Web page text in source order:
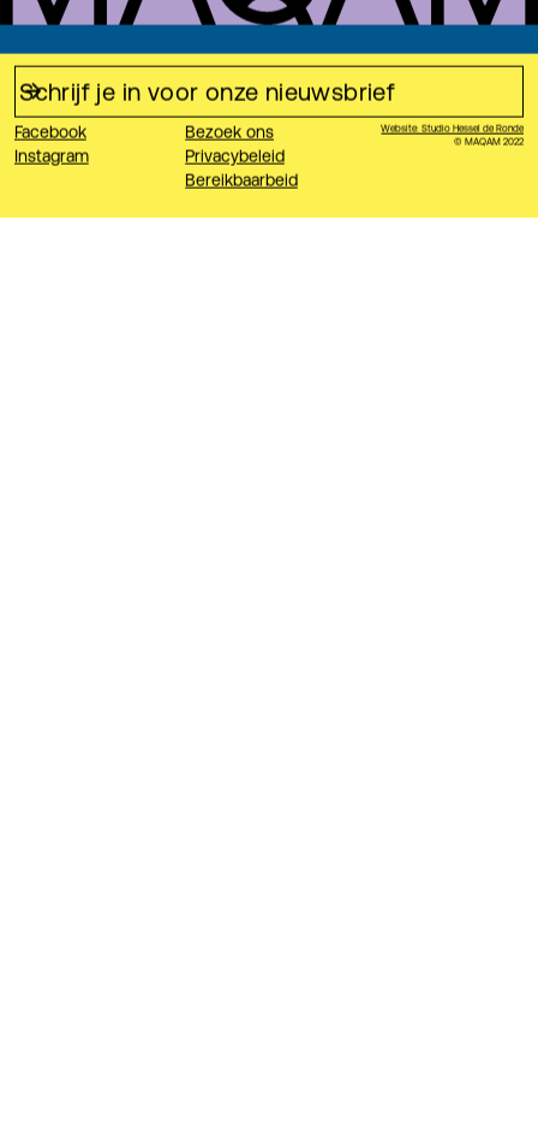
Bereikbaarbeid
Privacybeleid
Bezoek ons
Facebook
Instagram
Website: Studio Hessel de Ronde
© MAQAM 2022